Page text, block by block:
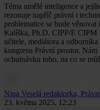
Téma umělé inteligence a
rezonuje napříč právní i
problematice se bude
Kalíška, Ph.D. CIPP/E CIPM
učitele, mediátora a
kongresu Právní prostor.
ochutnávku toho, na co se
Nina Veselá redaktorka,
23. května 2025, 12:23